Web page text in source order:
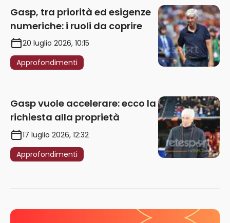
richiesta alla proprietà
17 luglio 2026, 12:32
Approfondimenti